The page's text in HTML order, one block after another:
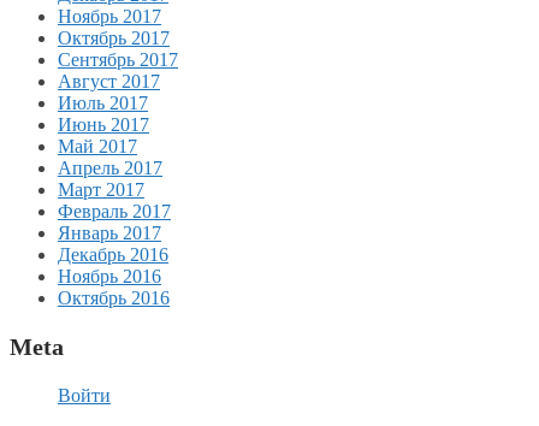
Ноябрь 2017
Октябрь 2017
Сентябрь 2017
Август 2017
Июль 2017
Июнь 2017
Май 2017
Апрель 2017
Март 2017
Февраль 2017
Январь 2017
Декабрь 2016
Ноябрь 2016
Октябрь 2016
Meta
Войти